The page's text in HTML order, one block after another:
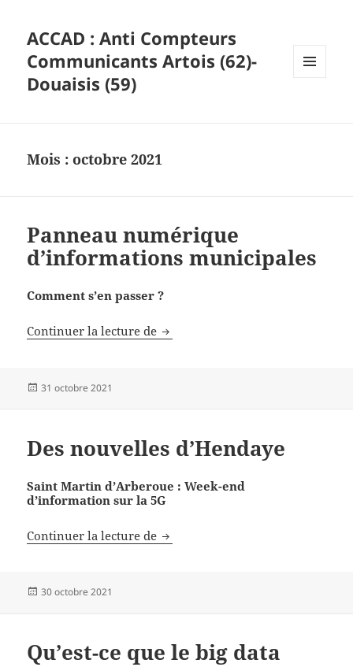
ACCAD : Anti Compteurs
Communicants Artois (62)-
Douaisis (59)
Mois :octobre 2021
Panneau numérique
d’informations municipales
Comment s’en passer ?
Continuer la lecture de Panneau numérique
Publié
31 octobre 2021
Des nouvelles d’Hendaye
Saint Martin d’Arberoue : Week-end
d’information sur la 5G
Continuer la lecture de Des nouvelles d’Hendaye
Publié
30 octobre 2021
Qu’est-ce que le big data